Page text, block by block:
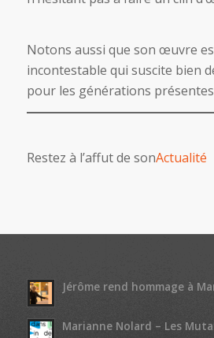
Notons aussi que son œuvre
incontestable qui suscite bien
pour les générations
Restez à l’affut de sonActualité
Jérôme rend hommage à
Marianne Nolard – Les